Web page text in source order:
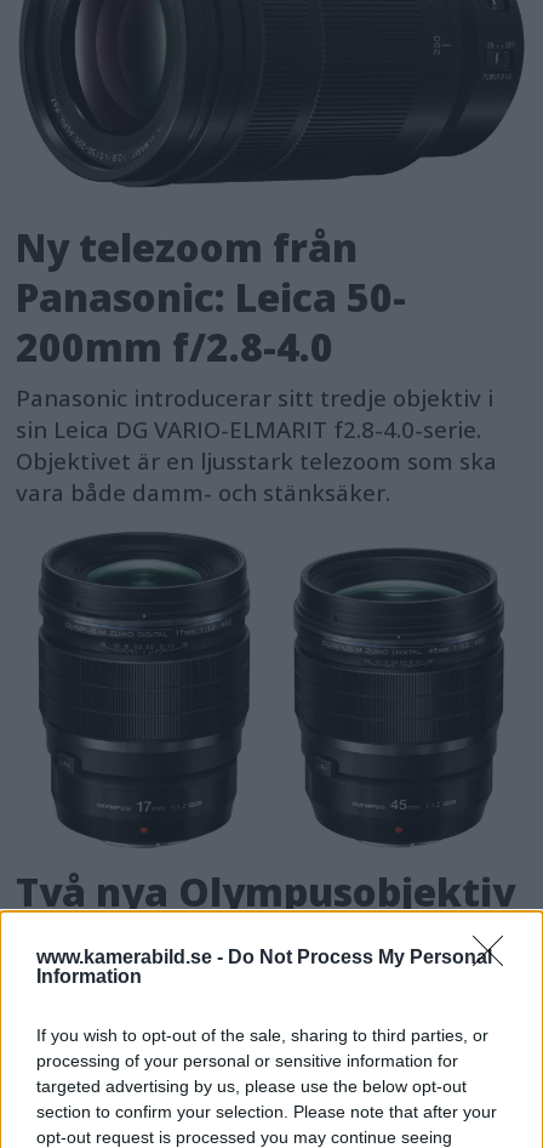
www.kamerabild.se - Do Not Process My Personal
Information
If you wish to opt-out of the sale, sharing to third parties, or
processing of your personal or sensitive information for
targeted advertising by us, please use the below opt-out
section to confirm your selection. Please note that after your
opt-out request is processed you may continue seeing
Ny telezoom från
Panasonic: Leica 50-
200mm f/2.8-4.0
Panasonic introducerar sitt tredje objektiv i
sin Leica DG VARIO-ELMARIT f2.8-4.0-serie.
Objektivet är en ljusstark telezoom som ska
vara både damm- och stänksäker.
Två nya Olympusobjektiv
med fokus på oskärpa
Olympus lanserar nu två nya fasta objektiv
med hög ljusstyrka för de fotografer som vill
ha så kort skärpedjup som möjligt med sina
micro four thirds-kameror.